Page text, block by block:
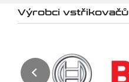
Výrobci vstřikovačů